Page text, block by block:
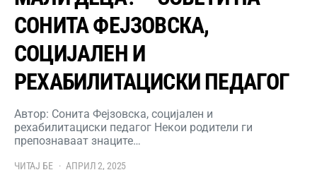
СОНИТА ФЕЈЗОВСКА,
СОЦИЈАЛЕН И
РЕХАБИЛИТАЦИСКИ ПЕДАГОГ
Автор: Сонита Фејзовска, социјален и
рехабилитациски педагог Некои родители ги
препознаваат знаците…
ЧИТАЈ БЕ АПРИЛ 2, 2025